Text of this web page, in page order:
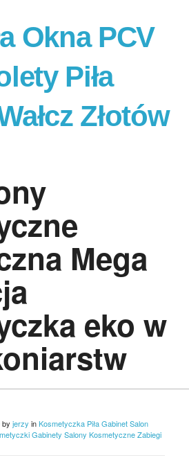
Okna PCV
Piła
Złotów
Mega
eko w
by jerzy inKosmetyczka Piła Gabinet Salon
Gabinety Salony Kosmetyczne Zabiegi